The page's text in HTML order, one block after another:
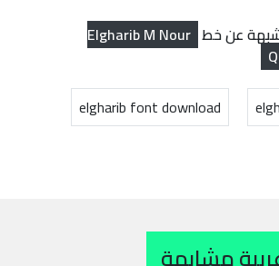
عن خط Elgharib M Nour
elgharib font download